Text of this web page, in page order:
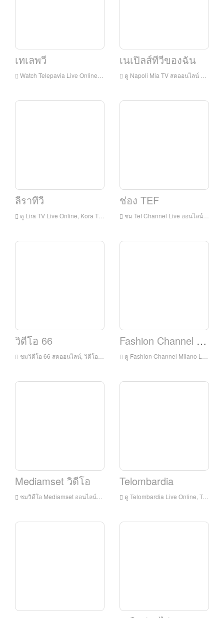
เทเลพวี
Watch Telepavia Live Online, Telepavia HD สตรีมสดสตรีทเทเลพวีดูทีวีสดจากอิตาลี
เนเปิลส์ทีวีของฉัน
ดู Napoli Mia TV สดออนไลน์ Napoli Mia TV HD สตรีมมิ่งสด Napoli Mia ทีวีดูทีวีสดจากอิตาลี
ลีราทีวี
ดู Lira TV Live Online, Kora TV HD สตรีมมิ่งสด, Lira Tv Watch ทีวีสดจากอิตาลี
ช่อง TEF
ชม Tef Channel Live ออนไลน์, TEF Channel HD สตรีมสด, TEF Channel ดูทีวีสดจากอิตาลี
วิดีโอ 66
ชมวิดีโอ 66 สดออนไลน์, วิดีโอ 66 HD สตรีมมิ่งสดวิดีโอ 66 ดูทีวีสดจากอิตาลี
Fashion Channel Milano
ดู Fashion Channel Milano Live ออนไลน์, Fashion Channel Milano HD สตรีมมิ่งสด, Fashion Channel Milano ดูทีวีสดจากอิตาลี
Mediamset วิดีโอ
ชมวิดีโอ Mediamset ออนไลน์วิดีโอ Mediamset HD Live Streaning วิดีโอ Medietset ดูทีวีสดจากอิตาลี
Telombardia
ดู Telombardia Live Online, Telelombardia HD สตรีมสด, Telelombardia ดูทีวีสดจากอิตาลี